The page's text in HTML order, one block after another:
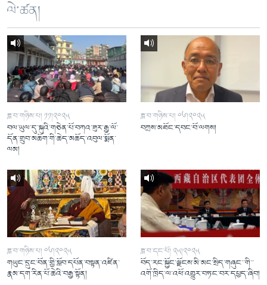
ལེ་ཚན།
ཟླ་བ་གཉིས་པ། ༡༡།༢༠༢༥
བལ་ཡུལ་དུ་སྐུའི་གཅེན་པོ་བཀའ་ཟུར་རྒྱ་ལོ་
དོན་གྲུབ་མཆོག་གི་ཆེད་མཆོད་འབུལ་སྨོན་
ལམ།
ཟླ་བ་གཉིས་པ། ༠༦།༢༠༢༥
བཀྲས་མཐོང་དབང་བོ་ལགས།
ཟླ་བ་གཉིས་པ། ༠༦།༢༠༢༥
གཡུང་དྲུང་བོན་གྱི་སློབ་དཔོན་བསྟན་འཛིན་
རྣམ་དག་རིན་པོ་ཆེའི་བརྒྱ་སྟོན།
ཟླ་བ་དང་པོ། ༢༥།༢༠༢༥
བོད་རང་སྐྱོང་ལྗོངས་མི་མང་སྲིད་གཞུང་་གི་་
འགོ་ཁྲིད་ལ་འཕོ་འགྱུར་བཏང་བར་དཔྱད་ཞིབ།